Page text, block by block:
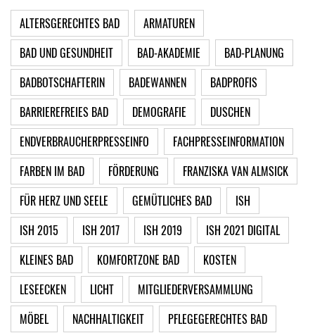
ALTERSGERECHTES BAD
ARMATUREN
BAD UND GESUNDHEIT
BAD-AKADEMIE
BAD-PLANUNG
BADBOTSCHAFTERIN
BADEWANNEN
BADPROFIS
BARRIEREFREIES BAD
DEMOGRAFIE
DUSCHEN
ENDVERBRAUCHERPRESSEINFO
FACHPRESSEINFORMATION
FARBEN IM BAD
FÖRDERUNG
FRANZISKA VAN ALMSICK
FÜR HERZ UND SEELE
GEMÜTLICHES BAD
ISH
ISH 2015
ISH 2017 ISH 2019
ISH 2021 DIGITAL
KLEINES BAD
KOMFORTZONE BAD
KOSTEN
LESEECKEN
LICHT
MITGLIEDERVERSAMMLUNG
MÖBEL
NACHHALTIGKEIT
PFLEGEGERECHTES BAD